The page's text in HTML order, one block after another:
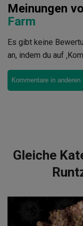
Meinungen
Farm
Es gibt keine
an, indem du auf
Kommentare in
Gleiche